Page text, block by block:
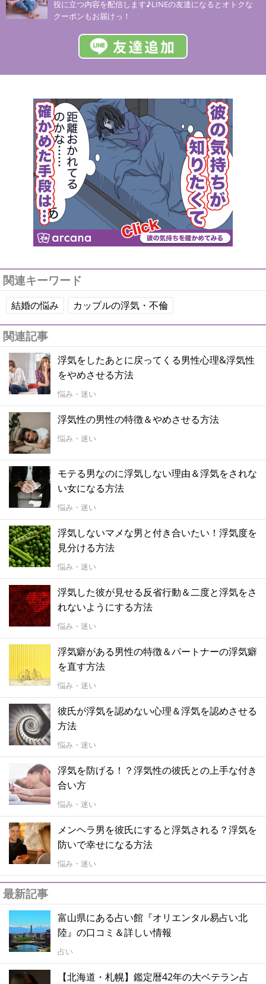
役に立つ内容を配信します♪LINEの友達になるとオトクな
クーポンもお届けっ！
関連キーワード
結婚の悩み カップルの浮気・不倫
関連記事
浮気をしたあとに戻ってくる男性心理&浮気性
をやめさせる方法
悩み・迷い
浮気性の男性の特徴＆やめさせる方法
悩み・迷い
モテる男なのに浮気しない理由＆浮気をされな
い女になる方法
悩み・迷い
浮気しないマメな男と付き合いたい！浮気度を
見分ける方法
悩み・迷い
浮気した彼が見せる反省行動＆二度と浮気をさ
れないようにする方法
悩み・迷い
浮気癖がある男性の特徴＆パートナーの浮気癖
を直す方法
悩み・迷い
彼氏が浮気を認めない心理＆浮気を認めさせる
方法
悩み・迷い
浮気を防げる！？浮気性の彼氏との上手な付き
合い方
悩み・迷い
メンヘラ男を彼氏にすると浮気される？浮気を
防いで幸せになる方法
悩み・迷い
最新記事
富山県にある占い館『オリエンタル易占い北
陸』の口コミ＆詳しい情報
占い
【北海道・札幌】鑑定暦42年の大ベテラン占